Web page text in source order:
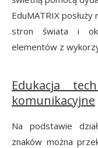
EduMATRIX
stron świata i
elementów z
Edukacja
komunikacyjne
Na podstawie
znaków można